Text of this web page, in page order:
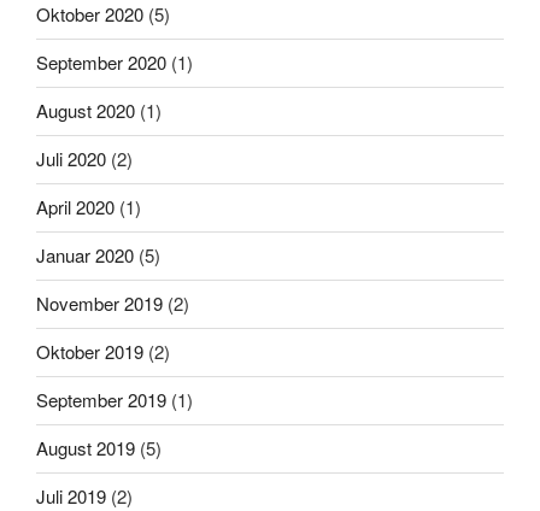
Oktober 2020 (5)
September 2020 (1)
August 2020 (1)
Juli 2020 (2)
April 2020 (1)
Januar 2020 (5)
November 2019 (2)
Oktober 2019 (2)
September 2019 (1)
August 2019 (5)
Juli 2019 (2)